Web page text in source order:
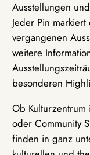
Ausstellungen
Jeder Pin
vergangenen
weitere
besonderen
Ob
oder Community
finden in ganz